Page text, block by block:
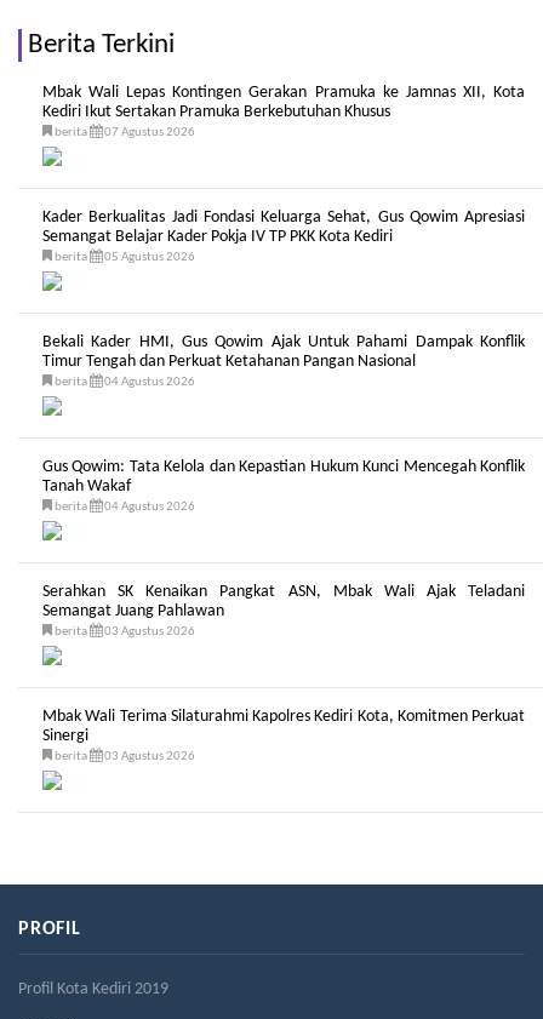
Berita Terkini
Mbak Wali Lepas Kontingen Gerakan Pramuka ke Jamnas XII, Kota
Kediri Ikut Sertakan Pramuka Berkebutuhan Khusus
berita 07 Agustus 2026
Kader Berkualitas Jadi Fondasi Keluarga Sehat, Gus Qowim Apresiasi
Semangat Belajar Kader Pokja IV TP PKK Kota Kediri
berita 05 Agustus 2026
Bekali Kader HMI, Gus Qowim Ajak Untuk Pahami Dampak Konflik
Timur Tengah dan Perkuat Ketahanan Pangan Nasional
berita 04 Agustus 2026
Gus Qowim: Tata Kelola dan Kepastian Hukum Kunci Mencegah Konflik
Tanah Wakaf
berita 04 Agustus 2026
Serahkan SK Kenaikan Pangkat ASN, Mbak Wali Ajak Teladani
Semangat Juang Pahlawan
berita 03 Agustus 2026
Mbak Wali Terima Silaturahmi Kapolres Kediri Kota, Komitmen Perkuat
Sinergi
berita 03 Agustus 2026
PROFIL
Profil Kota Kediri 2019